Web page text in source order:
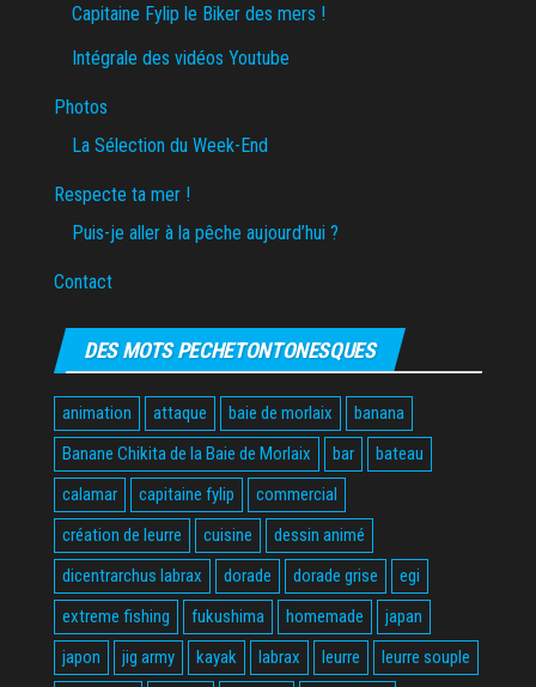
Capitaine Fylip le Biker des mers !
Intégrale des vidéos Youtube
Photos
La Sélection du Week-End
Respecte ta mer !
Puis-je aller à la pêche aujourd’hui ?
Contact
DES MOTS PECHETONTONESQUES
animation attaque baie de morlaix
banana
Banane Chikita de la Baie de Morlaix
bar
bateau
calamar
capitaine fylip
commercial
création de leurre
cuisine
dessin animé
dicentrarchus labrax
dorade dorade grise
egi
extreme fishing
fukushima homemade
japan
japon
jig army kayak labrax leurre
leurre souple